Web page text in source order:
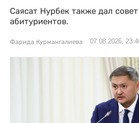
Саясат Нурбек также дал
абитуриентов.
Фарида Курмангалиева 07.08.2026,